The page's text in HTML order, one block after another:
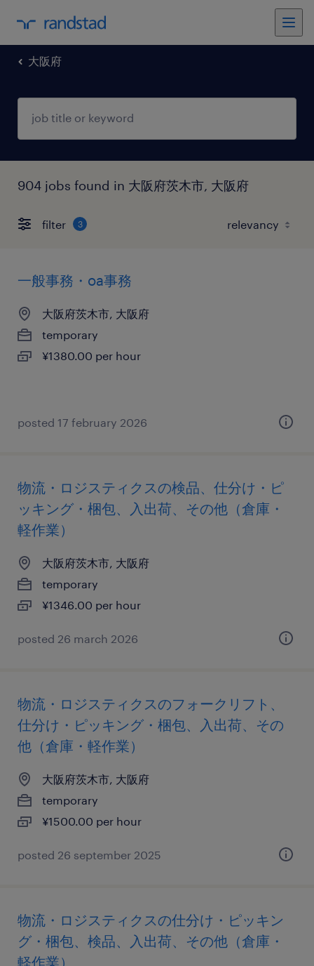
大阪府
904 jobs found in 大阪府茨木市, 大阪府
filter 3
一般事務・oa事務
大阪府茨木市, 大阪府
temporary
¥1380.00 per hour
posted 17 february 2026
物流・ロジスティクスの検品、仕分け・ピ
ッキング・梱包、入出荷、その他（倉庫・
軽作業）
大阪府茨木市, 大阪府
temporary
¥1346.00 per hour
posted 26 march 2026
物流・ロジスティクスのフォークリフト、
仕分け・ピッキング・梱包、入出荷、その
他（倉庫・軽作業）
大阪府茨木市, 大阪府
temporary
¥1500.00 per hour
posted 26 september 2025
物流・ロジスティクスの仕分け・ピッキン
グ・梱包、検品、入出荷、その他（倉庫・
軽作業）